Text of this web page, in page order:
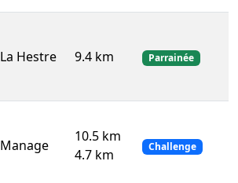
La Hestre 9.4 km Parrainée
Manage
10.5 km
4.7 km
Challenge